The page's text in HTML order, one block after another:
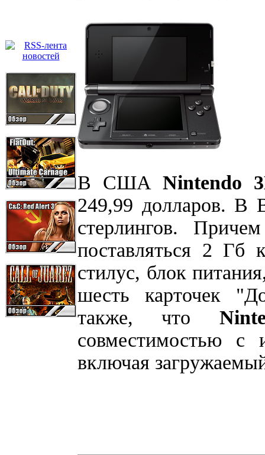
В США Nintendo
249,99 долларов. В
стерлингов.
поставляться 2 Гб
стилус, блок
шесть карточек
также, что
совместимостью
включая